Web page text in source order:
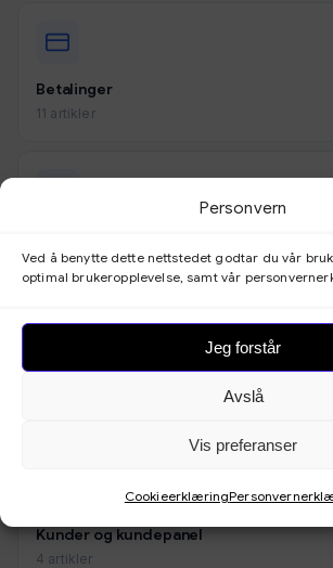
Personvern
Ved å benytte dette nettstedet godtar du vår
optimal brukeropplevelse, samt vår
Jeg forstår
Avslå
Vis preferanser
Cookieerklæring
Betalinger
11 artikler
9 artikler
Kunder og kundepanel
4 artikler